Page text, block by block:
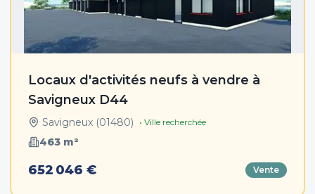
Locaux d'activités neufs à vendre à
Savigneux D44
Savigneux (01480) • Ville recherchée
463 m²
652 046 € Vente